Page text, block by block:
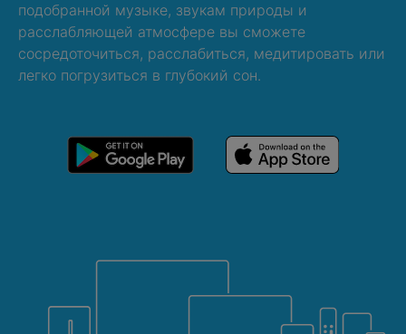
подобранной музыке, звукам природы и
расслабляющей атмосфере вы сможете
сосредоточиться, расслабиться, медитировать или
легко погрузиться в глубокий сон.